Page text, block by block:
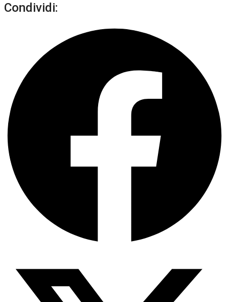
Condividi: